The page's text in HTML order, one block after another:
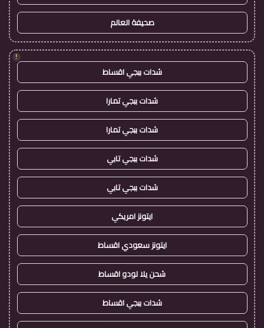
صحيفة العالم
!
شدات ببجي اقساط
شدات ببجي تمارا
شدات ببجي تمارا
شدات ببجي تابي
شدات ببجي تابي
ايتونز امريكي
ايتونز سعودي اقساط
شحن يلا لودو اقساط
شدات ببجي اقساط